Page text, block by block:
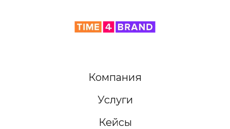
Компания
Услуги
Кейсы